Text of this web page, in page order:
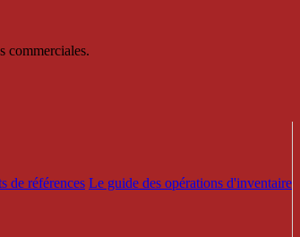
commerciales.
de références Le guide des opérations d'inventaire